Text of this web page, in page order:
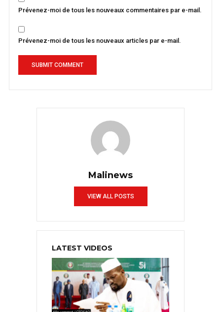
Prévenez-moi de tous les nouveaux commentaires par e-mail.
Prévenez-moi de tous les nouveaux articles par e-mail.
Malinews
VIEW ALL POSTS
LATEST VIDEOS